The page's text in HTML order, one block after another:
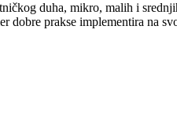
duha, mikro, malih i
dobre prakse implementira na